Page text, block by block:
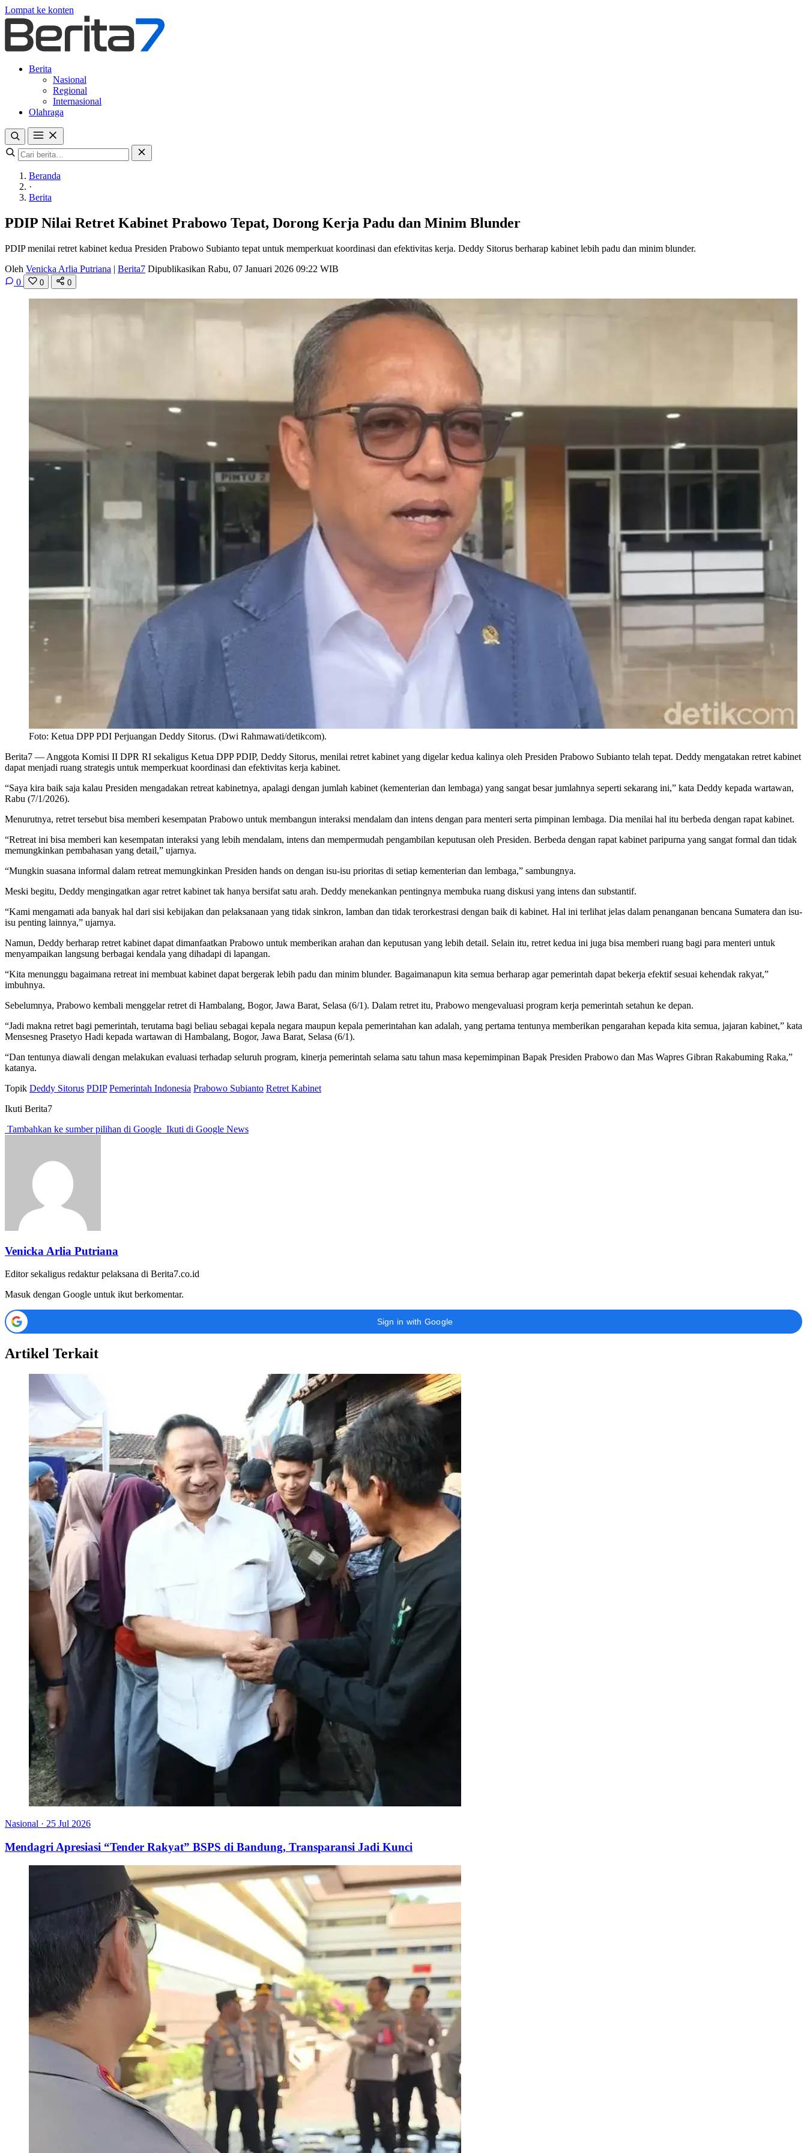
Lompat ke konten
Berita
Nasional
Regional
Internasional
Olahraga
Beranda
·
Berita
PDIP Nilai Retret Kabinet Prabowo Tepat, Dorong Kerja Padu dan Minim Blunder
PDIP menilai retret kabinet kedua Presiden Prabowo Subianto tepat untuk memperkuat koordinasi dan efektivitas kerja. Deddy Sitorus berharap kabinet lebih padu dan minim blunder.
Oleh Venicka Arlia Putriana | Berita7 Dipublikasikan Rabu, 07 Januari 2026 09:22 WIB
0
0 0
Foto: Ketua DPP PDI Perjuangan Deddy Sitorus. (Dwi Rahmawati/detikcom).
Berita7 — Anggota Komisi II DPR RI sekaligus Ketua DPP PDIP, Deddy Sitorus, menilai retret kabinet yang digelar kedua kalinya oleh Presiden Prabowo Subianto telah tepat. Deddy mengatakan retret kabinet
dapat menjadi ruang strategis untuk memperkuat koordinasi dan efektivitas kerja kabinet.
“Saya kira baik saja kalau Presiden mengadakan retreat kabinetnya, apalagi dengan jumlah kabinet (kementerian dan lembaga) yang sangat besar jumlahnya seperti sekarang ini,” kata Deddy kepada wartawan,
Rabu (7/1/2026).
Menurutnya, retret tersebut bisa memberi kesempatan Prabowo untuk membangun interaksi mendalam dan intens dengan para menteri serta pimpinan lembaga. Dia menilai hal itu berbeda dengan rapat kabinet.
“Retreat ini bisa memberi kan kesempatan interaksi yang lebih mendalam, intens dan mempermudah pengambilan keputusan oleh Presiden. Berbeda dengan rapat kabinet paripurna yang sangat formal dan tidak
memungkinkan pembahasan yang detail,” ujarnya.
“Mungkin suasana informal dalam retreat memungkinkan Presiden hands on dengan isu-isu prioritas di setiap kementerian dan lembaga,” sambungnya.
Meski begitu, Deddy mengingatkan agar retret kabinet tak hanya bersifat satu arah. Deddy menekankan pentingnya membuka ruang diskusi yang intens dan substantif.
“Kami mengamati ada banyak hal dari sisi kebijakan dan pelaksanaan yang tidak sinkron, lamban dan tidak terorkestrasi dengan baik di kabinet. Hal ini terlihat jelas dalam penanganan bencana Sumatera dan isu-
isu penting lainnya,” ujarnya.
Namun, Deddy berharap retret kabinet dapat dimanfaatkan Prabowo untuk memberikan arahan dan keputusan yang lebih detail. Selain itu, retret kedua ini juga bisa memberi ruang bagi para menteri untuk
menyampaikan langsung berbagai kendala yang dihadapi di lapangan.
“Kita menunggu bagaimana retreat ini membuat kabinet dapat bergerak lebih padu dan minim blunder. Bagaimanapun kita semua berharap agar pemerintah dapat bekerja efektif sesuai kehendak rakyat,”
imbuhnya.
Sebelumnya, Prabowo kembali menggelar retret di Hambalang, Bogor, Jawa Barat, Selasa (6/1). Dalam retret itu, Prabowo mengevaluasi program kerja pemerintah setahun ke depan.
“Jadi makna retret bagi pemerintah, terutama bagi beliau sebagai kepala negara maupun kepala pemerintahan kan adalah, yang pertama tentunya memberikan pengarahan kepada kita semua, jajaran kabinet,” kata
Mensesneg Prasetyo Hadi kepada wartawan di Hambalang, Bogor, Jawa Barat, Selasa (6/1).
“Dan tentunya diawali dengan melakukan evaluasi terhadap seluruh program, kinerja pemerintah selama satu tahun masa kepemimpinan Bapak Presiden Prabowo dan Mas Wapres Gibran Rakabuming Raka,”
katanya.
Topik Deddy Sitorus PDIP Pemerintah Indonesia Prabowo Subianto Retret Kabinet
Ikuti Berita7
Tambahkan ke sumber pilihan di Google Ikuti di Google News
Venicka Arlia Putriana
Editor sekaligus redaktur pelaksana di Berita7.co.id
Masuk dengan Google untuk ikut berkomentar.
Sign in with Google
Artikel Terkait
Nasional · 25 Jul 2026
Mendagri Apresiasi “Tender Rakyat” BSPS di Bandung, Transparansi Jadi Kunci